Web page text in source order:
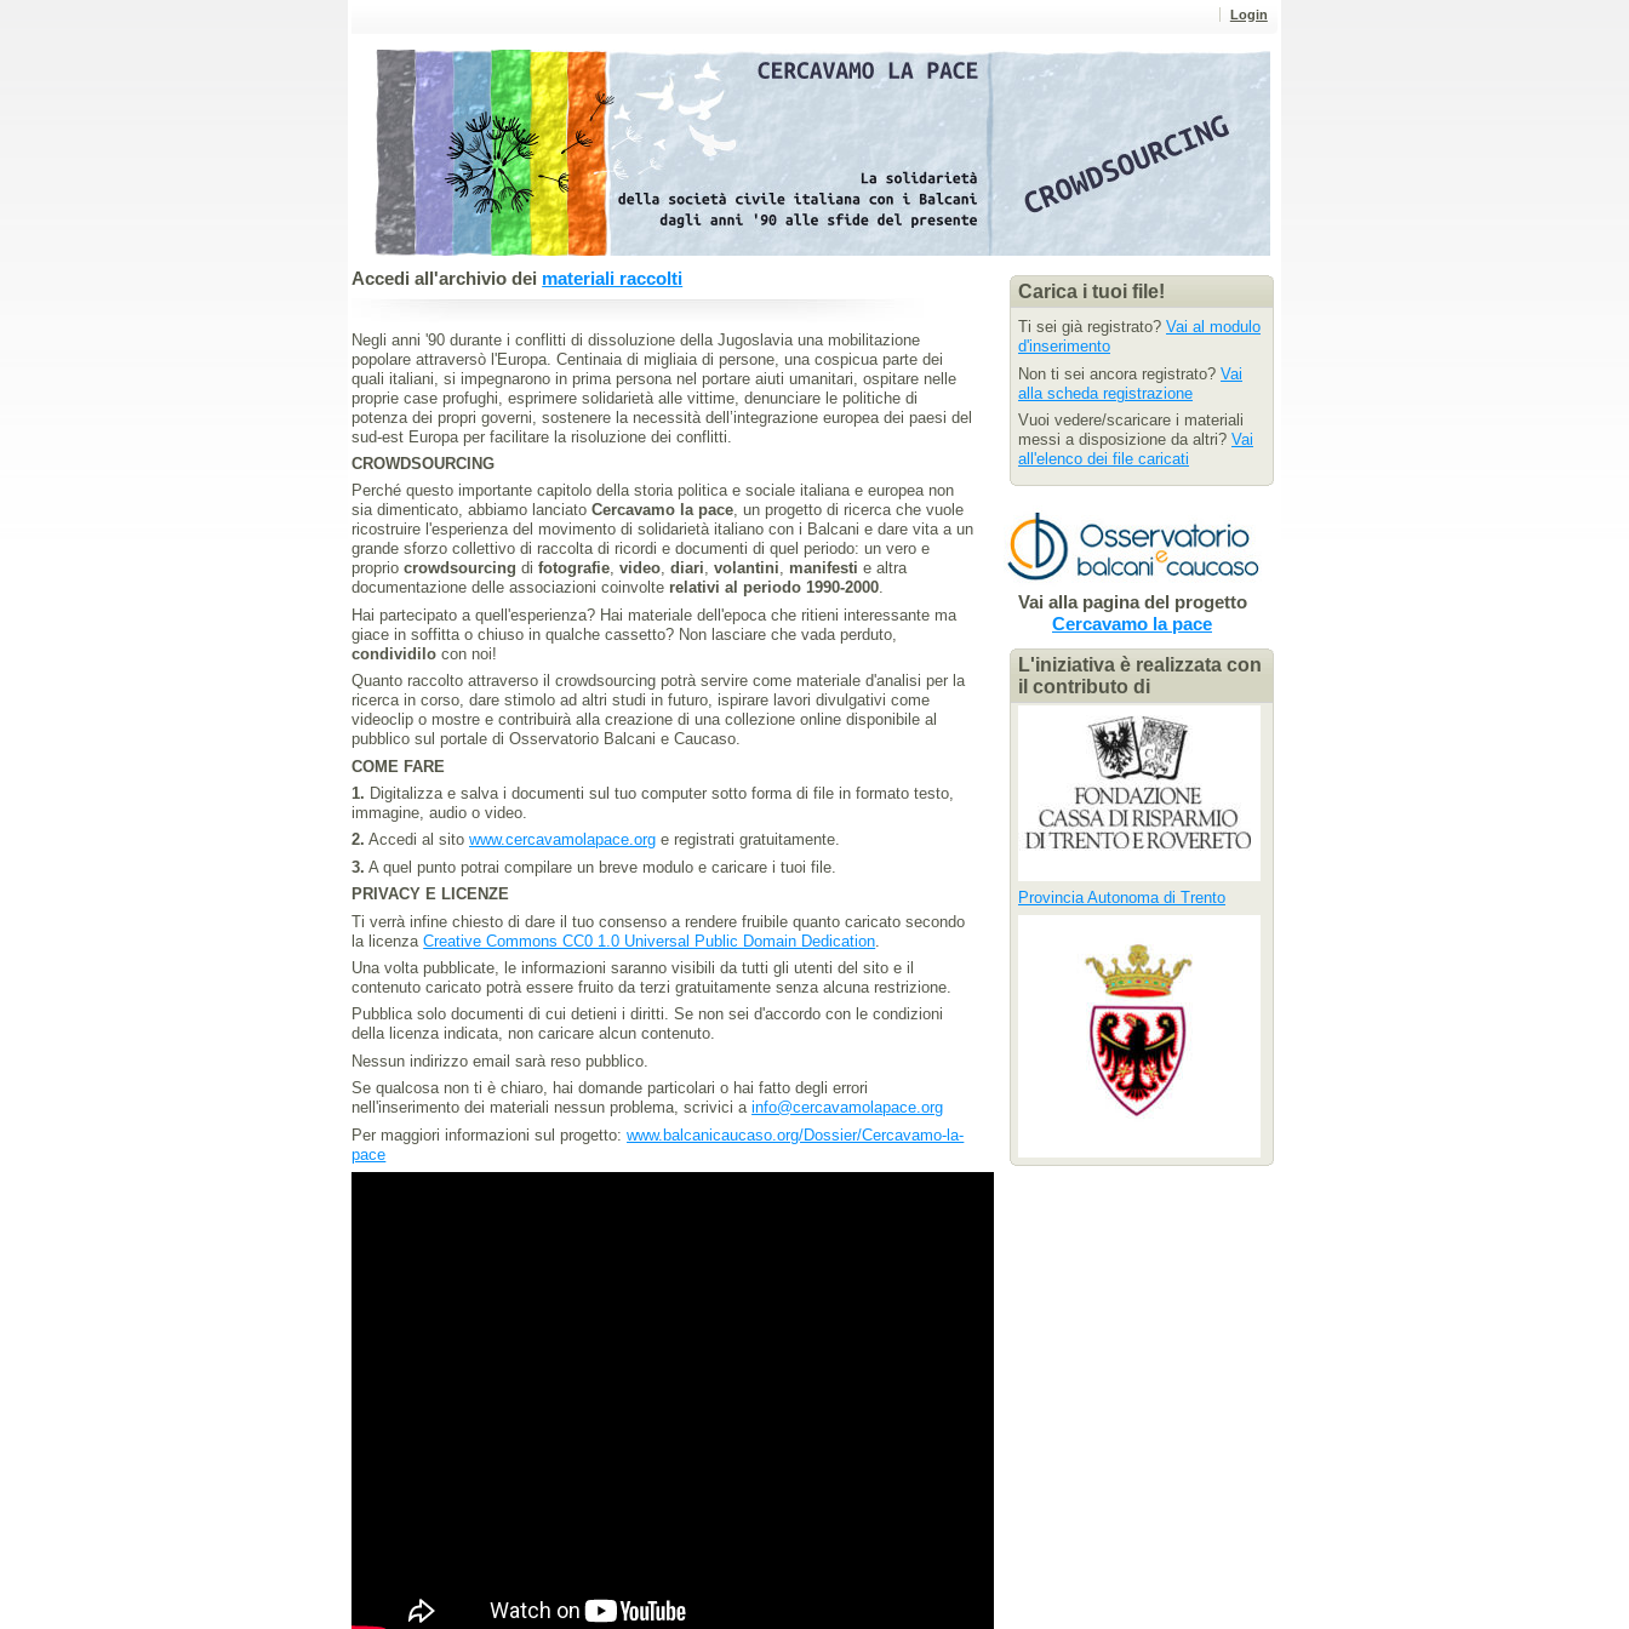
Login
Accedi all'archivio dei materiali raccolti
Negli anni '90 durante i conflitti di dissoluzione della Jugoslavia una mobilitazione
popolare attraversò l'Europa. Centinaia di migliaia di persone, una cospicua parte dei
quali italiani, si impegnarono in prima persona nel portare aiuti umanitari, ospitare nelle
proprie case profughi, esprimere solidarietà alle vittime, denunciare le politiche di
potenza dei propri governi, sostenere la necessità dell’integrazione europea dei paesi del
sud-est Europa per facilitare la risoluzione dei conflitti.
CROWDSOURCING
Perché questo importante capitolo della storia politica e sociale italiana e europea non
sia dimenticato, abbiamo lanciato Cercavamo la pace, un progetto di ricerca che vuole
ricostruire l'esperienza del movimento di solidarietà italiano con i Balcani e dare vita a un
grande sforzo collettivo di raccolta di ricordi e documenti di quel periodo: un vero e
propriocrowdsourcing difotografie,video,diari,volantini, manifesti e altra
documentazione delle associazioni coinvolte relativi al periodo 1990-2000.
Hai partecipato a quell'esperienza? Hai materiale dell'epoca che ritieni interessante ma
giace in soffitta o chiuso in qualche cassetto? Non lasciare che vada perduto,
condividilo con noi!
Quanto raccolto attraverso il crowdsourcing potrà servire come materiale d'analisi per la
ricerca in corso, dare stimolo ad altri studi in futuro, ispirare lavori divulgativi come
videoclip o mostre e contribuirà alla creazione di una collezione online disponibile al
pubblico sul portale di Osservatorio Balcani e Caucaso.
COME FARE
1. Digitalizza e salva i documenti sul tuo computer sotto forma di file in formato testo,
immagine, audio o video.
2. Accedi al sitowww.cercavamolapace.org e registrati gratuitamente.
3. A quel punto potrai compilare un breve modulo e caricare i tuoi file.
PRIVACY E LICENZE
Ti verrà infine chiesto di dare il tuo consenso a rendere fruibile quanto caricato secondo
la licenzaCreative Commons CC0 1.0 Universal Public Domain Dedication
Una volta pubblicate, le informazioni saranno visibili da tutti gli utenti del sito e il
contenuto caricato potrà essere fruito da terzi gratuitamente senza alcuna restrizione.
Pubblica solo documenti di cui detieni i diritti. Se non sei d'accordo con le condizioni
della licenza indicata, non caricare alcun contenuto.
Nessun indirizzo email sarà reso pubblico.
Se qualcosa non ti è chiaro, hai domande particolari o hai fatto degli errori
nell'inserimento dei materiali nessun problema, scrivici ainfo@cercavamolapace.org
Per maggiori informazioni sul progetto:www.balcanicaucaso.org/Dossier/Cercavamo-la-
pace
Carica i tuoi file!
Ti sei già registrato?Vai al modulo
d'inserimento
Non ti sei ancora registrato?Vai
alla scheda registrazione
Vuoi vedere/scaricare i materiali
messi a disposizione da altri?Vai
all'elenco dei file caricati
Vai alla pagina del progetto
Cercavamo la pace
L'iniziativa è realizzata con
il contributo di
Provincia Autonoma di Trento